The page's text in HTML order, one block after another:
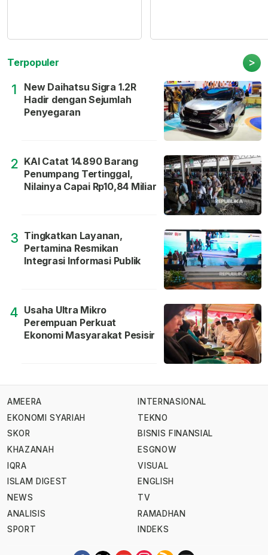
Terpopuler >
1
New Daihatsu Sigra 1.2R
Hadir dengan Sejumlah
Penyegaran
2 KAI Catat 14.890 Barang
Penumpang Tertinggal,
Nilainya Capai Rp10,84 Miliar
3 Tingkatkan Layanan,
Pertamina Resmikan
Integrasi Informasi Publik
4 Usaha Ultra Mikro
Perempuan Perkuat
Ekonomi Masyarakat Pesisir
AMEERA
EKONOMI SYARIAH
SKOR
KHAZANAH
IQRA
ISLAM DIGEST
NEWS
ANALISIS
SPORT
INTERNASIONAL
TEKNO
BISNIS FINANSIAL
ESGNOW
VISUAL
ENGLISH
TV
RAMADHAN
INDEKS